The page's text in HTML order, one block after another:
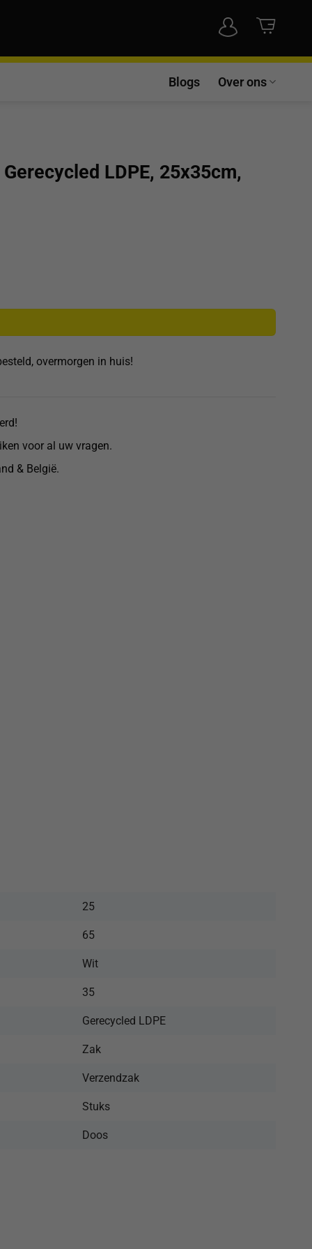
Blogs Over ons
LDPE, 25x35cm,
overmorgen in huis!
voor al uw vragen.
& België.
25
65
Wit
35
Gerecycled LDPE
Zak
Verzendzak
Stuks
Doos